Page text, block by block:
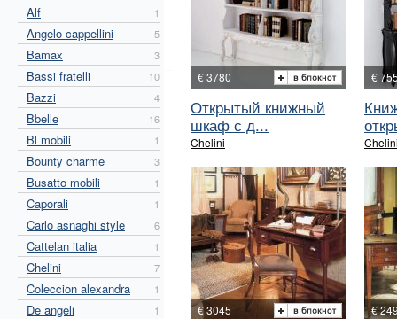
Alf
1
Angelo cappellini 5
Bamax 3
Bassi fratelli 10
Bazzi 4
Bbelle 16
Bl mobili 1
Bounty charme 3
Busatto mobili 1
Caporali 1
Carlo asnaghi style 6
Cattelan italia 1
Chelini 7
Coleccion alexandra 1
De angeli 1
€ 3780
Открытый книжный
шкаф с д...
Chelini
€
€ 3045 €